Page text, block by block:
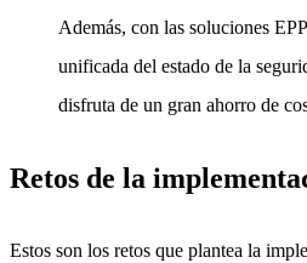
Además, con las soluciones
unificada del estado de la
disfruta de un gran ahorro de
Retos de la
Estos son los retos que plantea la